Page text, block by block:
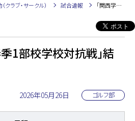
クラブ・サークル） 試合速報 「関西学生女子春季1部校学校対抗戦」結果報告
1部校学校対抗戦」結
2026年05月26日 ゴルフ部